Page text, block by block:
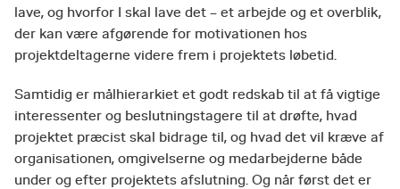
lave, og hvorfor I skal lave det – et arbejde og et overblik,
der kan være afgørende for motivationen hos
projektdeltagerne videre frem i projektets løbetid.
Samtidig er målhierarkiet et godt redskab til at få vigtige
interessenter og beslutningstagere til at drøfte, hvad
projektet præcist skal bidrage til, og hvad det vil kræve af
organisationen, omgivelserne og medarbejderne både
under og efter projektets afslutning. Og når først det er